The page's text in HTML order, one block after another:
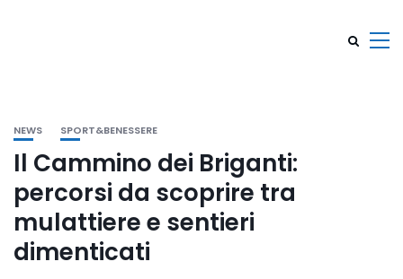
NEWS SPORT&BENESSERE
Il Cammino dei Briganti:
percorsi da scoprire tra
mulattiere e sentieri
dimenticati